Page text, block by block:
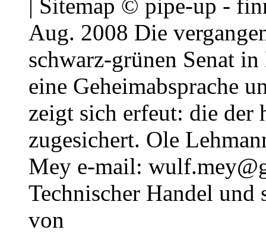
| Sitemap © pipe-up -
Aug. 2008 Die
schwarz-grünen Senat
eine Geheimabsprache
zeigt sich erfeut: die
zugesichert. Ole
Mey e-mail:
Technischer Handel
von